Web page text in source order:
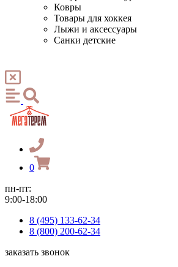
Ковры
Товары для хоккея
Лыжи и аксессуары
Санки детские
0
пн-пт:
9:00-18:00
8 (495) 133-62-34
8 (800) 200-62-34
заказать звонок